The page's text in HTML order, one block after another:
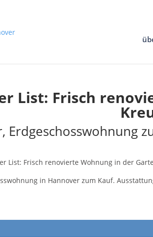
List: Frisch
Erdgeschosswohnung
List: Frisch renovierte Wohnung in der
in Hannover zum Kauf.